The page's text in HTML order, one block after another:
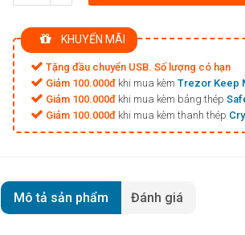
KHUYẾN MÃI
Tặng đầu chuyển USB. Số lượng có hạn
Giảm 100.000đkhi mua kèm Trezor Keep
Giảm 100.000đkhi mua kèm bảng thép
Giảm 100.000đkhi mua kèm thanh thép
Mô tả sản phẩm Đánh giá